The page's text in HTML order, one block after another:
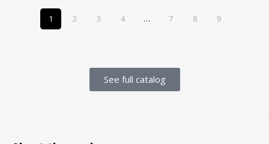
1 2 3 4 … 7 8 9
See full catalog